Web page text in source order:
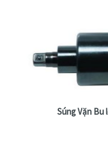
Súng Vặn Bu